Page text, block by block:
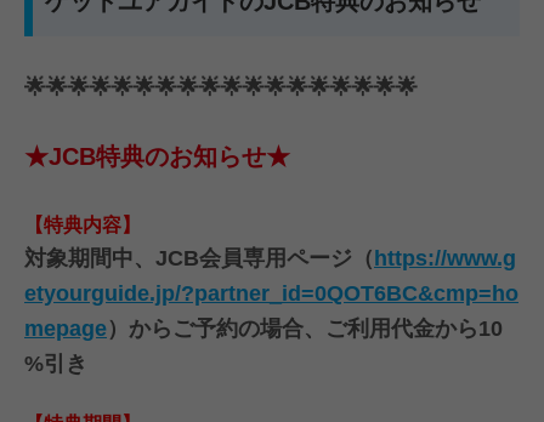
🌟🌟🌟🌟🌟🌟🌟🌟🌟🌟🌟🌟🌟🌟🌟🌟🌟🌟
★JCB特典のお知らせ★
【特典内容】
対象期間中、JCB会員専用ページ（ https://www.g
etyourguide.jp/?partner_id=0QOT6BC&cmp=ho
mepage）からご予約の場合、ご利用代金から10
%引き